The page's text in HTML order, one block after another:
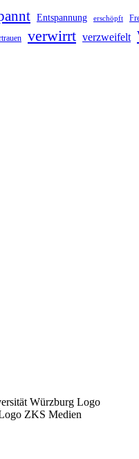
Entspannung erschöpft
verwirrt verzweifelt